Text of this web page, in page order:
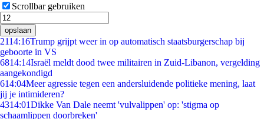
Scrollbar gebruiken
opslaan
2114:16Trump grijpt weer in op automatisch staatsburgerschap bij
geboorte in VS
6814:14Israël meldt dood twee militairen in Zuid-Libanon, vergelding
aangekondigd
614:04Meer agressie tegen een andersluidende politieke mening, laat
jij je intimideren?
4314:01Dikke Van Dale neemt 'vulvalippen' op: 'stigma op
schaamlippen doorbreken'